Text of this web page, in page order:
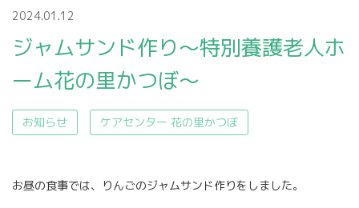
2024.01.12
ジャムサンド作り～特別養護老人ホ
ーム花の里かつぼ～
お知らせ ケアセンター 花の里かつぼ
お昼の食事では、りんごのジャムサンド作りをしました。